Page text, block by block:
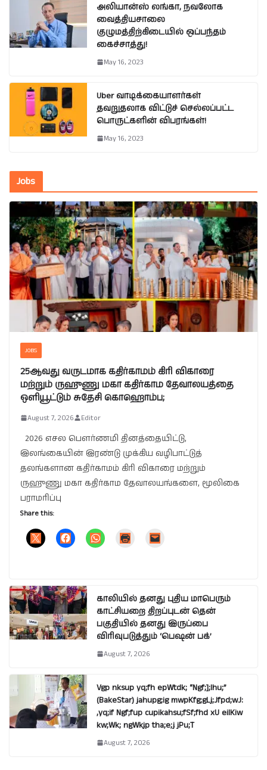
அலியான்ஸ் லங்கா, நவலோக
வைத்தியசாலை
குழுமத்திற்கிடையில் ஒப்பந்தம்
கைச்சாத்து!
May 16, 2023
Uber வாடிக்கையாளர்கள்
தவறுதலாக விட்டுச் செல்லப்பட்ட
பொருட்களின் விபரங்கள்!
May 16, 2023
Jobs
JOBS
25ஆவது வருடமாக கதிர்காமம் கிரி விகாரை
மற்றும் ருஹுணு மகா கதிர்காம தேவாலயத்தை
ஒளியூட்டும் சுதேசி கொஹொம்ப;
August 7, 2026 Editor
2026 எசல பௌர்ணமி தினத்தையிட்டு,
இலங்கையின் இரண்டு முக்கிய வழிபாட்டுத்
தலங்களான கதிர்காமம் கிரி விகாரை மற்றும்
ருஹுணு மகா கதிர்காம தேவாலயங்களை, மூலிகை
பராமரிப்பு
Share this:
காலியில் தனது புதிய மாபெரும்
காட்சியறை திறப்புடன் தென்
பகுதியில் தனது இருப்பை
விரிவுபடுத்தும் ‘பெஷன் பக்’
August 7, 2026
Vgp nksup yq;fh epWtdk; “Ngf;];lhu;”
(BakeStar) jahupg;ig mwpKfg;gLj;Jfpd;wJ:
,yq;if Ngf;fup cupikahsu;fSf;fhd xU eilKiw
kw;Wk; ngWkjp tha;e;j jPu;T
August 7, 2026